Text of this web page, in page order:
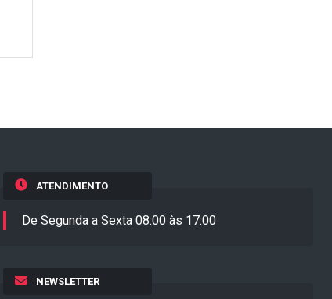
ATENDIMENTO
De Segunda a Sexta 08:00 às 17:00
NEWSLETTER